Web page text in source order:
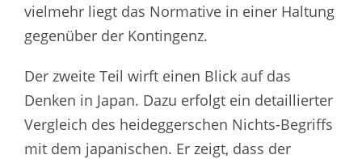
vielmehr liegt das Normative in einer Haltung
gegenüber der Kontingenz.
Der zweite Teil wirft einen Blick auf das
Denken in Japan. Dazu erfolgt ein detaillierter
Vergleich des heideggerschen Nichts-Begriffs
mit dem japanischen. Er zeigt, dass der